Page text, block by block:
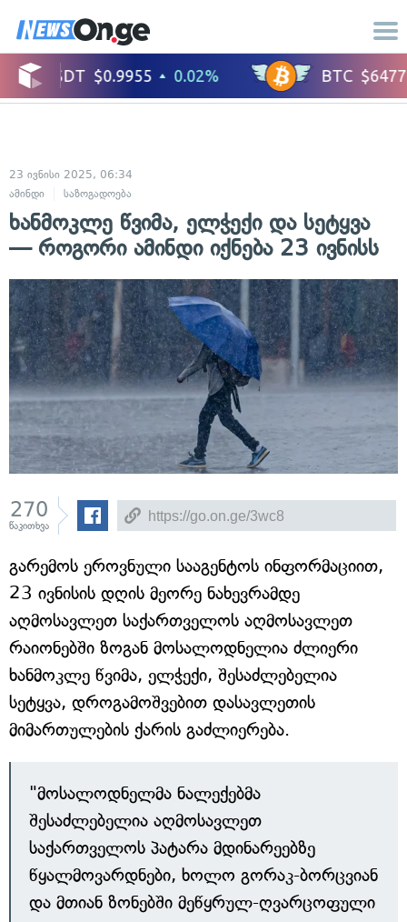
23 ივნისი 2025, 06:34
ამინდი
საზოგადოება
ხანმოკლე წვიმა, ელჭექი და სეტყვა
— როგორი ამინდი იქნება 23 ივნისს
270
წაკითხვა
გარემოს ეროვნული სააგენტოს ინფორმაციით,
23 ივნისის დღის მეორე ნახევრამდე
აღმოსავლეთ საქართველოს აღმოსავლეთ
რაიონებში ზოგან მოსალოდნელია ძლიერი
ხანმოკლე წვიმა, ელჭექი, შესაძლებელია
სეტყვა, დროგამოშვებით დასავლეთის
მიმართულების ქარის გაძლიერება.
"მოსალოდნელმა ნალექებმა
შესაძლებელია აღმოსავლეთ
საქართველოს პატარა მდინარეებზე
წყალმოვარდნები, ხოლო გორაკ-ბორცვიან
და მთიან ზონებში მეწყრულ-ღვარცოფული